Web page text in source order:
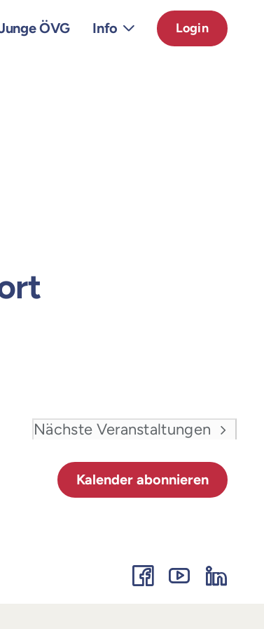
ÖVG Info Login
Nächste Veranstaltungen
Kalender abonnieren